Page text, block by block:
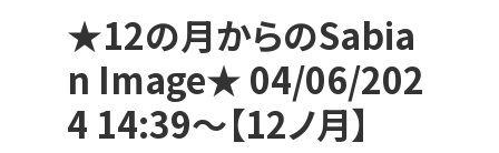
★12の月からのSabia
n Image★ 04/06/202
4 14:39～【12ノ月】